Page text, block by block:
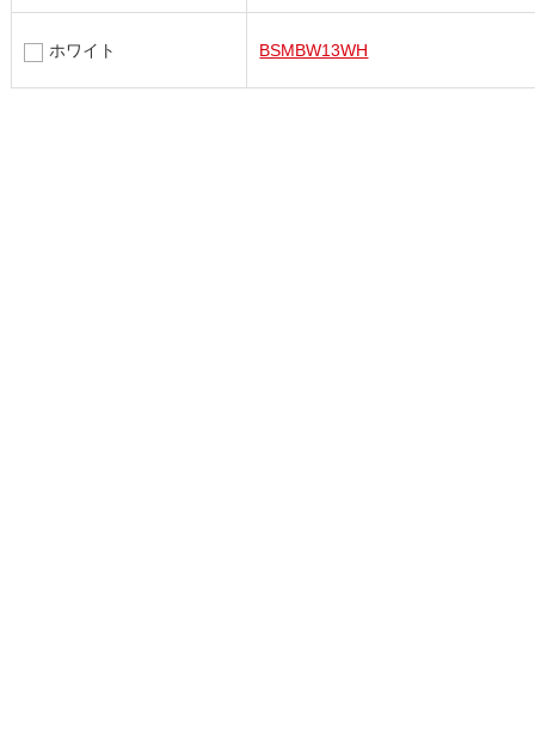
ホワイト BSMBW13WH